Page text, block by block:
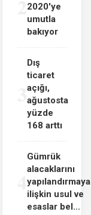
2020'ye
umutla
bakıyor
3
Dış
ticaret
açığı,
ağustosta
yüzde
168 arttı
4
Gümrük
alacaklarını
yapılandırmaya
ilişkin usul ve
esaslar bel...